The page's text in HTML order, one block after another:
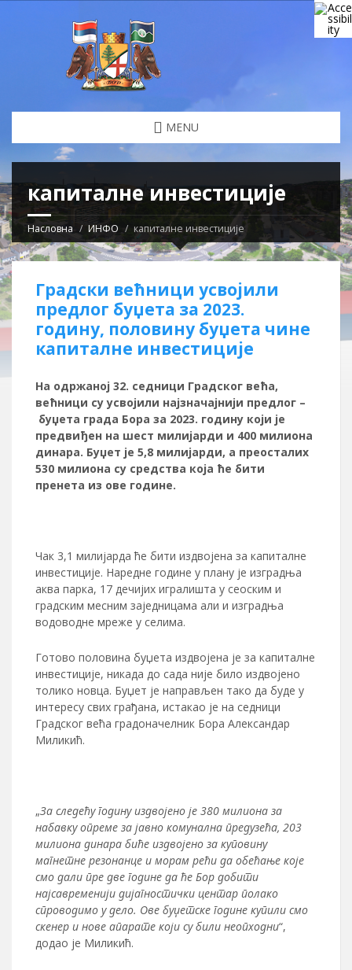
MENU
капиталне инвестиције
Насловна ИНФО капиталне инвестиције
Градски већници усвојили
предлог буџета за 2023.
годину, половину буџета чине
капиталне инвестиције
На одржаној 32. седници Градског већа,
већници су усвојили најзначајнији предлог –
буџета града Бора за 2023. годину који је
предвиђен на шест милијарди и 400 милиона
динара. Буџет је 5,8 милијарди, а преосталих
530 милиона су средства која ће бити
пренета из ове године.
Чак 3,1 милијарда ће бити издвојена за капиталне
инвестиције. Наредне године у плану је изградња
аква парка, 17 дечијих игралишта у сеоским и
градским месним заједницама али и изградња
водоводне мреже у селима.
Готово половина буџета издвојена је за капиталне
инвестиције, никада до сада није било издвојено
толико новца. Буџет је направљен тако да буде у
интересу свих грађана, истакао је на седници
Градског већа градоначелник Бора Александар
Миликић.
„За следећу годину издвојено је 380 милиона за
набавку опреме за јавно комунална предузећа, 203
милиона динара биће издвојено за куповину
магнетне резонанце и морам рећи да обећање које
смо дали пре две године да ће Бор добити
најсавременији дијагностички центар полако
спроводимо у дело. Ове буџетске године купили смо
скенер и нове апарате који су били неопходни“,
додао је Миликић.